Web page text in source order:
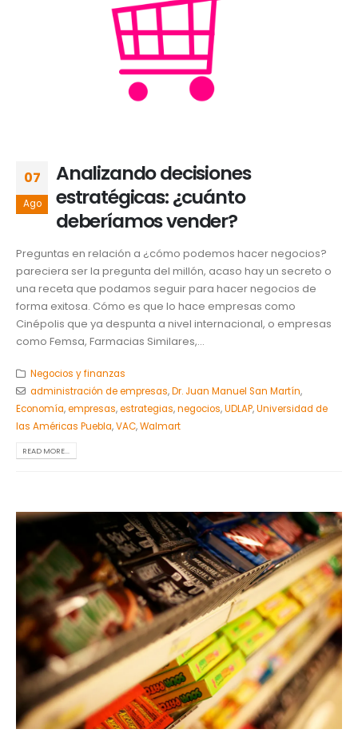
07
Ago
Analizando decisiones
estratégicas: ¿cuánto
deberíamos vender?
Preguntas en relación a ¿cómo podemos hacer negocios?
pareciera ser la pregunta del millón, acaso hay un secreto o
una receta que podamos seguir para hacer negocios de
forma exitosa. Cómo es que lo hace empresas como
Cinépolis que ya despunta a nivel internacional, o empresas
como Femsa, Farmacias Similares,...
Negocios y finanzas
administración de empresas,Dr. Juan Manuel San Martín,
Economía,empresas,estrategias,negocios,UDLAP,Universidad de
las Américas Puebla,VAC,Walmart
READ MORE...